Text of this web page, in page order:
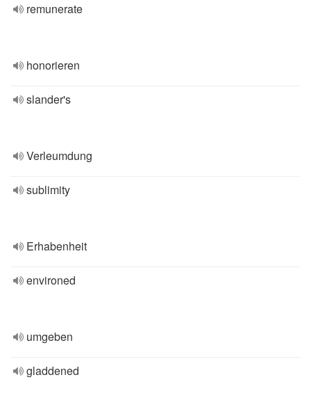
remunerate
honorieren
slander's
Verleumdung
sublimity
Erhabenheit
environed
umgeben
gladdened